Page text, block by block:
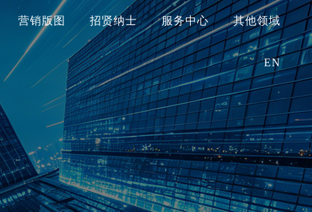
营销版图 招贤纳士 服务中心 其他领域
EN